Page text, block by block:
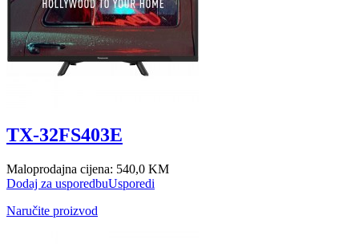
TX-32FS403E
Maloprodajna cijena: 540,0 KM
Dodaj za usporedbuUsporedi
Naručite proizvod